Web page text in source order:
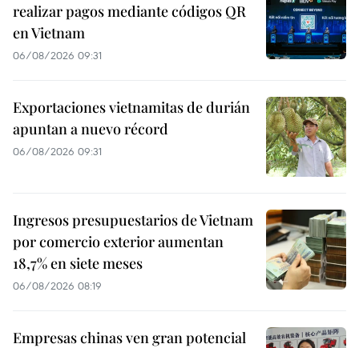
realizar pagos mediante códigos QR
en Vietnam
06/08/2026 09:31
Exportaciones vietnamitas de durián
apuntan a nuevo récord
06/08/2026 09:31
Ingresos presupuestarios de Vietnam
por comercio exterior aumentan
18,7% en siete meses
06/08/2026 08:19
Empresas chinas ven gran potencial